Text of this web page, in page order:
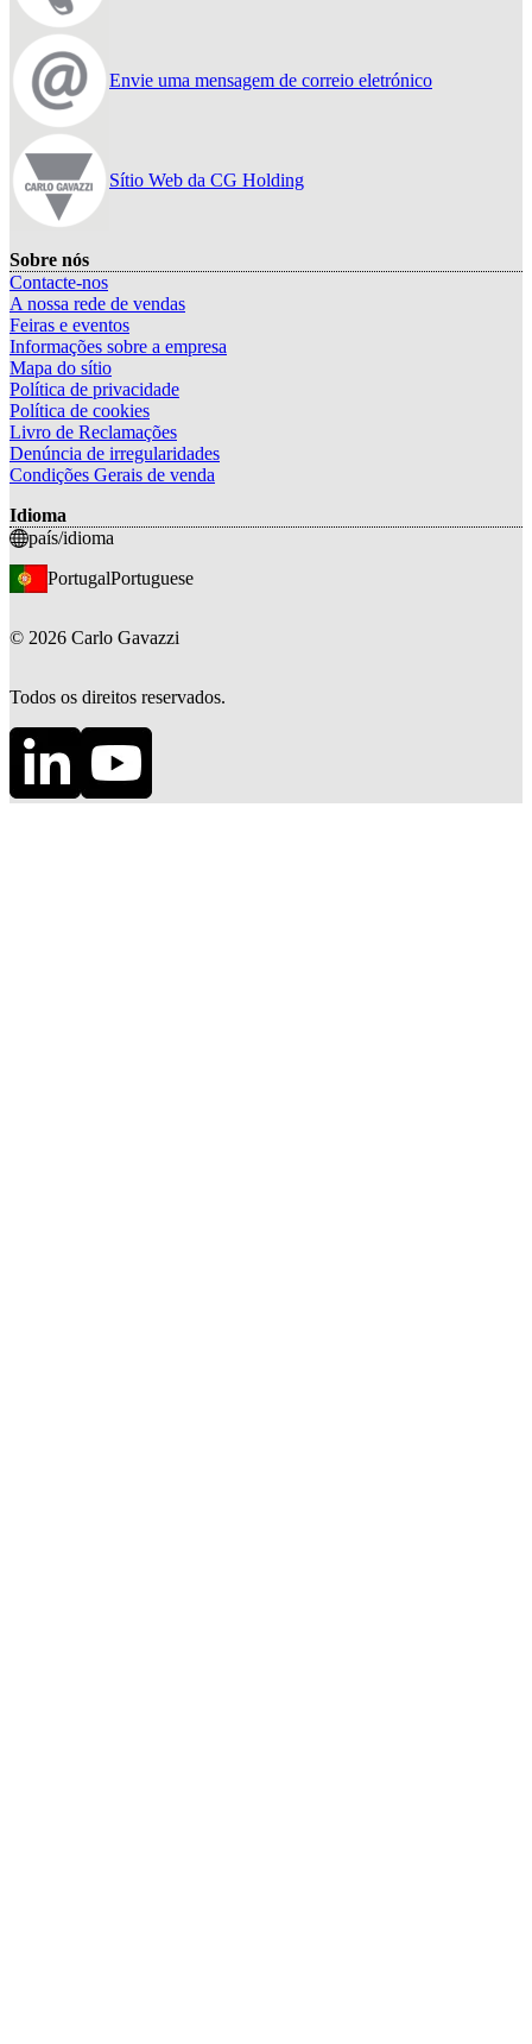
Envie uma mensagem de correio eletrónico
Sítio Web da CG Holding
Sobre nós
Contacte-nos
A nossa rede de vendas
Feiras e eventos
Informações sobre a empresa
Mapa do sítio
Política de privacidade
Política de cookies
Livro de Reclamações
Denúncia de irregularidades
Condições Gerais de venda
Idioma
país/idioma
PortugalPortuguese
© 2026 Carlo Gavazzi
Todos os direitos reservados.